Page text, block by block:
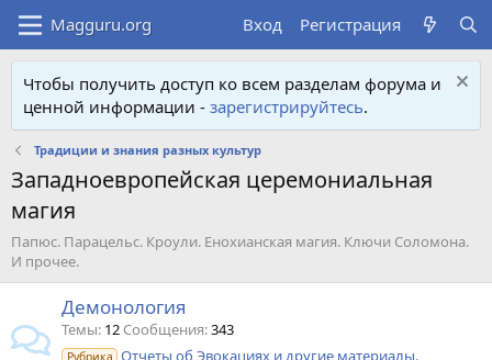
Вход Регистрация
Чтобы получить доступ ко всем разделам форума и
ценной информации - зарегистрируйтесь.
Традиции и знания разных культур
Западноевропейская церемониальная
магия
Папюс. Парацельс. Кроули. Енохианская магия. Ключи Соломона.
И прочее.
Демонология
Темы 12 Сообщения 343
Рубрика Отчеты об Эвокациях и другие материалы.